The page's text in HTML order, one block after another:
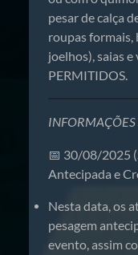
pesar de calça
roupas formais,
joelhos), saias
PERMITIDOS.
INFORMAÇÕES
📅 30/08/2025
Antecipada e
Nesta data, os
pesagem
evento, assim